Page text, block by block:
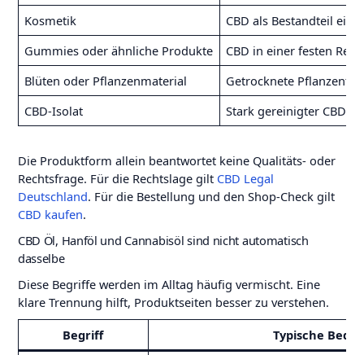
Kosmetik
CBD als Bestandteil
Gummies oder ähnliche Produkte
CBD in einer festen
Blüten oder Pflanzenmaterial
Getrocknete
CBD-Isolat
Stark gereinigter CBD-
Die Produktform allein beantwortet keine Qualitäts- oder
Rechtsfrage. Für die Rechtslage gilt CBD Legal
Deutschland. Für die Bestellung und den Shop-Check gilt
CBD kaufen.
CBD Öl, Hanföl und Cannabisöl sind nicht automatisch
dasselbe
Diese Begriffe werden im Alltag häufig vermischt. Eine
klare Trennung hilft, Produktseiten besser zu verstehen.
Begriff
Typische